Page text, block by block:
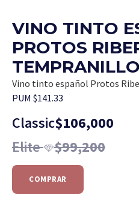
VINO TINTO
PROTOS
Vino tinto español Protos
PUM $141.33
Classic$106,000
Elite $99,200
COMPRAR